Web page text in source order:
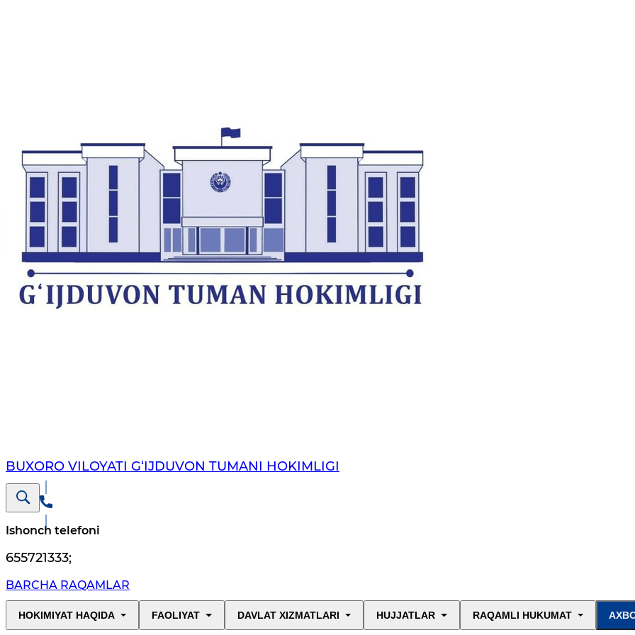
BUXORO VILOYATI G‘IJDUVON TUMANI HOKIMLIGI
Ishonch telefoni
655721333;
BARCHA RAQAMLAR
HOKIMIYAT HAQIDA FAOLIYAT DAVLAT XIZMATLARI HUJJATLAR RAQAMLI HUKUMAT